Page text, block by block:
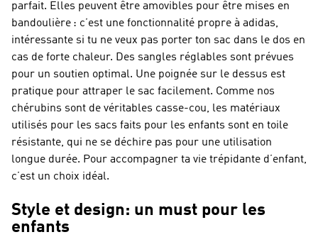
parfait. Elles peuvent être amovibles pour être mises en
bandoulière : c’est une fonctionnalité propre à adidas,
intéressante si tu ne veux pas porter ton sac dans le dos en
cas de forte chaleur. Des sangles réglables sont prévues
pour un soutien optimal. Une poignée sur le dessus est
pratique pour attraper le sac facilement. Comme nos
chérubins sont de véritables casse-cou, les matériaux
utilisés pour les sacs faits pour les enfants sont en toile
résistante, qui ne se déchire pas pour une utilisation
longue durée. Pour accompagner ta vie trépidante d’enfant,
c’est un choix idéal.
Style et design: un must pour les
enfants